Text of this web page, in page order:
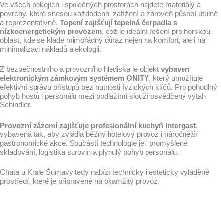
Ve všech pokojích i společných prostorách najdete materiály a
povrchy, které snesou každodenní zatížení a zároveň působí útulně
a reprezentativně. Topení zajišťují tepelná čerpadla s
nízkoenergetickým provozem, což je ideální řešení pro horskou
oblast, kde se klade mimořádný důraz nejen na komfort, ale i na
minimalizaci nákladů a ekologii.
Z bezpečnostního a provozního hlediska je objekt vybaven
elektronickým zámkovým systémem ONITY, který umožňuje
efektivní správu přístupů bez nutnosti fyzických klíčů. Pro pohodlný
pohyb hostů i personálu mezi podlažími slouží osvědčený výtah
Schindler.
Provozní zázemí zajišťuje profesionální kuchyň Intergast,
vybavená tak, aby zvládla běžný hotelový provoz i náročnější
gastronomické akce. Součástí technologie je i promyšlené
skladování, logistika surovin a plynulý pohyb personálu.
Chata u Krále Šumavy tedy nabízí technicky i esteticky vyladěné
prostředí, které je připravené na okamžitý provoz.